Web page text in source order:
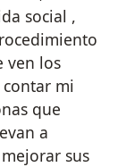
social ,
ven los
mi
que
a
sus